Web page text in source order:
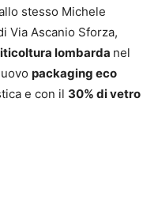
stesso Michele
Via Ascanio Sforza,
lombarda nel
packaging eco
e con il 30% di vetro